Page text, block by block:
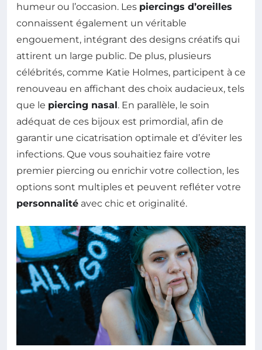
humeur ou l’occasion. Les piercings d’oreilles
connaissent également un véritable
engouement, intégrant des designs créatifs qui
attirent un large public. De plus, plusieurs
célébrités, comme Katie Holmes, participent à ce
renouveau en affichant des choix audacieux, tels
que le piercing nasal. En parallèle, le soin
adéquat de ces bijoux est primordial, afin de
garantir une cicatrisation optimale et d’éviter les
infections. Que vous souhaitiez faire votre
premier piercing ou enrichir votre collection, les
options sont multiples et peuvent refléter votre
personnalité avec chic et originalité.